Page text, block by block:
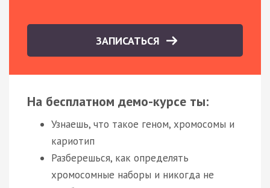
ЗАПИСАТЬСЯ
На бесплатном демо-курсе ты:
Узнаешь, что такое геном, хромосомы и
кариотип
Разберешься, как определять
хромосомные наборы и никогда не